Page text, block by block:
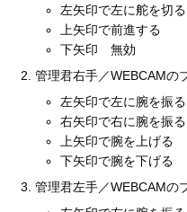
左矢印で左に舵を切る
上矢印で前進する
下矢印 無効
管理君右手／WEBCAMの
左矢印で左に腕を振る
右矢印で右に腕を振る
上矢印で腕を上げる
下矢印で腕を下げる
管理君左手／WEBCAMの